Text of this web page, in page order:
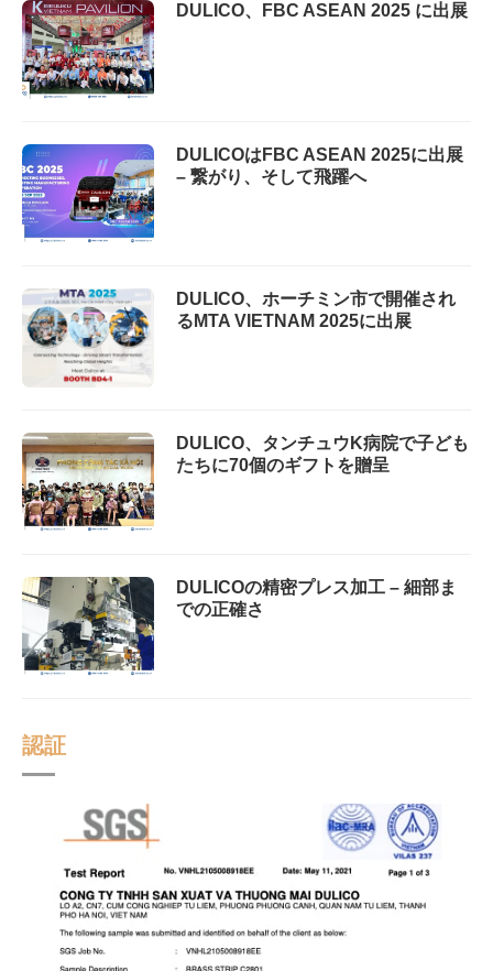
DULICO、FBC ASEAN 2025 に出展
DULICOはFBC ASEAN 2025に出展
– 繋がり、そして飛躍へ
DULICO、ホーチミン市で開催され
るMTA VIETNAM 2025に出展
DULICO、タンチュウK病院で子ども
たちに70個のギフトを贈呈
DULICOの精密プレス加工 – 細部ま
での正確さ
認証